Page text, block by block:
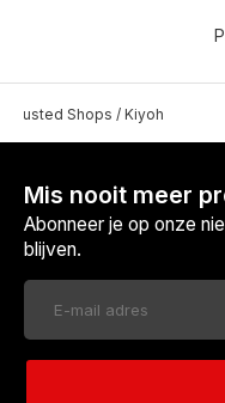
Shops / Kiyoh
Mis nooit meer
Abonneer je op onze
blijven.